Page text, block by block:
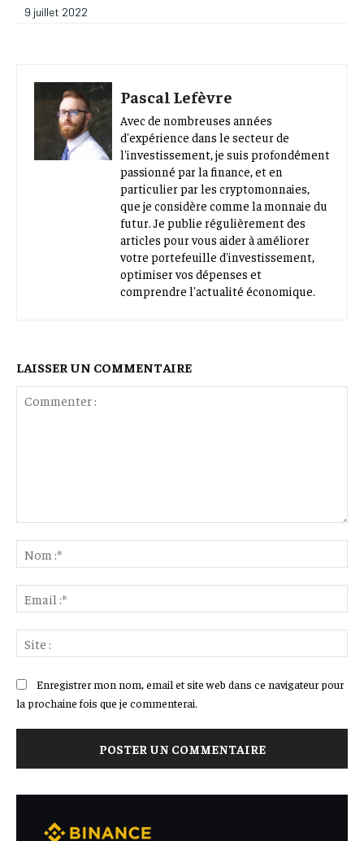
9 juillet 2022
Pascal Lefèvre
Avec de nombreuses années
d'expérience dans le secteur de
l'investissement, je suis profondément
passionné par la finance, et en
particulier par les cryptomonnaies,
que je considère comme la monnaie du
futur. Je publie régulièrement des
articles pour vous aider à améliorer
votre portefeuille d'investissement,
optimiser vos dépenses et
comprendre l'actualité économique.
LAISSER UN COMMENTAIRE
:*
:*
:
Enregistrer mon nom, email et site web dans ce navigateur pour
la prochaine fois que je commenterai.